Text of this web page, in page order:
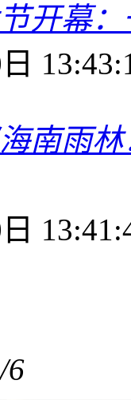
开幕
南雨
6